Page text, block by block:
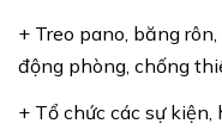
+ Treo pano, băng
động phòng, chống
+ Tổ chức các sự